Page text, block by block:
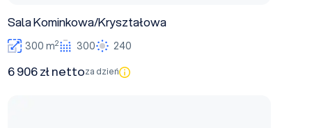
Sala Kominkowa/Kryształowa
300 m2 300 240
6 906 zł nettoza dzień